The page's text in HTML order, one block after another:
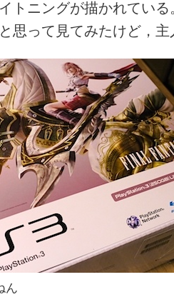
トニングが描かれてい
思って見てみたけど，
ん